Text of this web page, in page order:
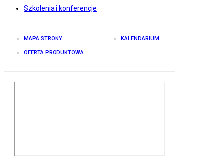
Szkolenia i konferencje
MAPA STRONY KALENDARIUM
OFERTA PRODUKTOWA